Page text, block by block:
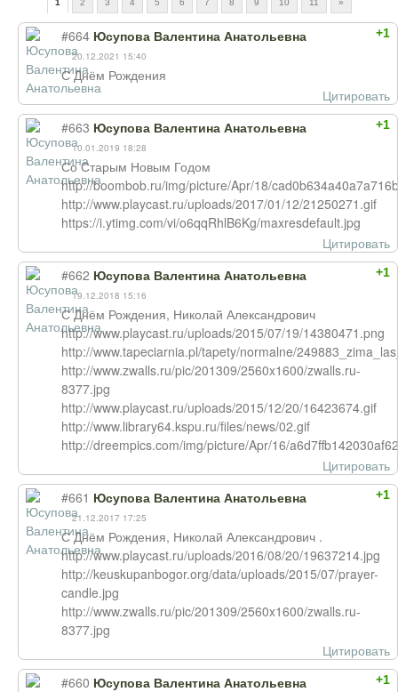
1 2 3 4 5 6 7 8 9 10 11 »
+1
#664 Юсупова Валентина Анатольевна
20.12.2021 15:40
С Днём Рождения
Цитировать
+1
#663 Юсупова Валентина Анатольевна
10.01.2019 18:28
Со Старым Новым Годом
http://boombob.ru/img/picture/Apr/18/
http://www.playcast.ru/uploads/2017/01/12/21250271.gif
https://i.ytimg.com/vi/o6qqRhlB6Kg/maxresdefault.jpg
Цитировать
+1
#662 Юсупова Валентина Анатольевна
19.12.2018 15:16
С Днём Рождения, Николай Александрович
http://www.playcast.ru/uploads/2015/07/19/14380471.png
http://www.tapeciarnia.pl/tapety/normalne/
http://www.zwalls.ru/pic/201309/2560x1600/zwalls.ru-
8377.jpg
http://www.playcast.ru/uploads/2015/12/20/16423674.gif
http://www.library64.kspu.ru/files/news/02.gif
http://dreempics.com/img/picture/Apr/16/
Цитировать
+1
#661 Юсупова Валентина Анатольевна
21.12.2017 17:25
С Днём Рождения, Николай Александрович .
http://www.playcast.ru/uploads/2016/08/20/19637214.jpg
http://keuskupanbogor.org/data/uploads/2015/07/prayer-
candle.jpg
http://www.zwalls.ru/pic/201309/2560x1600/zwalls.ru-
8377.jpg
Цитировать
+1
#660 Юсупова Валентина Анатольевна